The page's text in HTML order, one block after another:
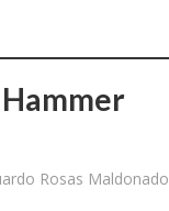
Rosas Maldonado